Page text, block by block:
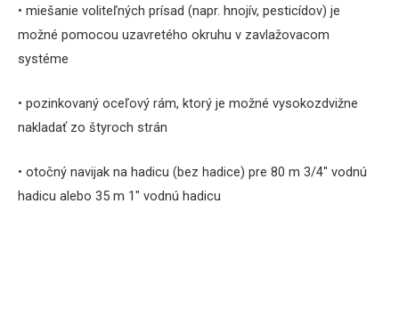
• miešanie voliteľných prísad (napr. hnojív, pesticídov) je
možné pomocou uzavretého okruhu v zavlažovacom
systéme
• pozinkovaný oceľový rám, ktorý je možné vysokozdvižne
nakladať zo štyroch strán
• otočný navijak na hadicu (bez hadice) pre 80 m 3/4″ vodnú
hadicu alebo 35 m 1″ vodnú hadicu